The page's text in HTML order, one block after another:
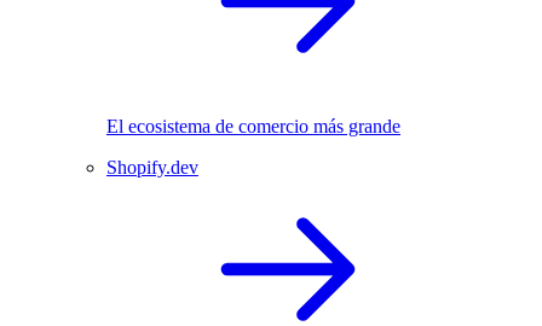
El ecosistema de comercio más grande
Shopify.dev